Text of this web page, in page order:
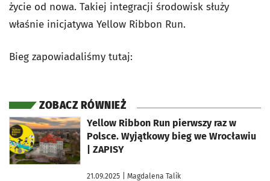
życie od nowa. Takiej integracji środowisk służy
właśnie inicjatywa Yellow Ribbon Run.
Bieg zapowiadaliśmy tutaj:
ZOBACZ RÓWNIEŻ
Yellow Ribbon Run pierwszy raz w
Polsce. Wyjątkowy bieg we Wrocławiu
| ZAPISY
21.09.2025 | Magdalena Talik
otworzy się w nowej karcie